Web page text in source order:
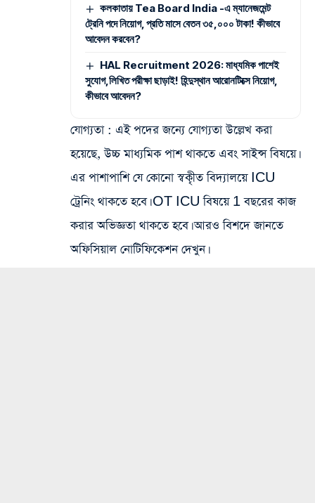
কলকাতায় Tea Board India -এ ম্যানেজমেন্ট
ট্রেনি পদে নিয়োগ, প্রতি মাসে বেতন ৩৫,০০০ টাকা! কীভাবে
আবেদন করবেন?
HAL Recruitment 2026: মাধ্যমিক পাশেই
সুযোগ,লিখিত পরীক্ষা ছাড়াই! হিন্দুস্থান আরোনটিক্সে নিয়োগ,
কীভাবে আবেদন?
যোগ্যতা: এই পদের জন্যে যোগ্যতা উল্লেখ করা
হয়েছে, উচ্চ মাধ্যমিক পাশ থাকতে এবং সাইন্স বিষয়ে।
এর পাশাপাশি যে কোনো স্বকৃীত বিদ্যালয়ে ICU
ট্রেনিং থাকতে হবে। OT ICU বিষয়ে 1 বছরের কাজ
করার অভিজ্ঞতা থাকতে হবে। আরও বিশদে জানতে
অফিসিয়াল নোটিফিকেশন দেখুন।